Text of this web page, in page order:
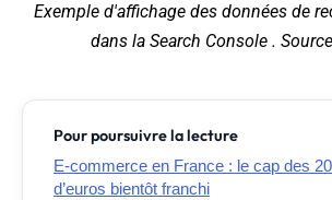
Exemple d'affichage des données de
dans la Search Console .
Pour poursuivre la lecture
E-commerce en France : le cap des
d’euros bientôt franchi